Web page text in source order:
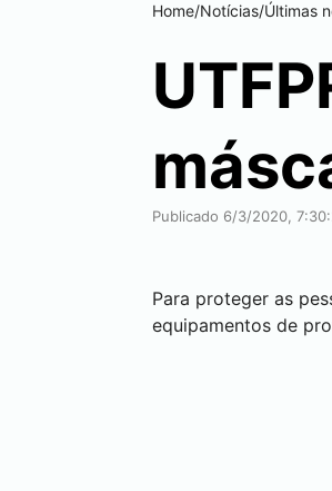
Home/Notícias/Últimas
Publicado 6/3/2020,
Para proteger as
equipamentos de